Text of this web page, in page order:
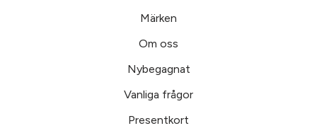
Märken
Om oss
Nybegagnat
Vanliga frågor
Presentkort